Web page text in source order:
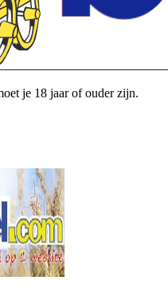
je 18 jaar of ouder zijn.